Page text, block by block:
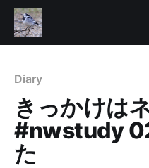
Diary
きっかけは
#nwstudy
た